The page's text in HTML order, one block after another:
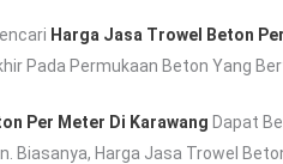
Harga Jasa Trowel Beton
Pada Permukaan Beton Yang
Per Meter Di Karawang Dapat
Biasanya, Harga Jasa Trowel